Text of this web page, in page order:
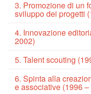
3. Promozione di un
sviluppo dei progetti
4. Innovazione
2002)
5. Talent scouting
6. Spinta alla
e associative (1996 –